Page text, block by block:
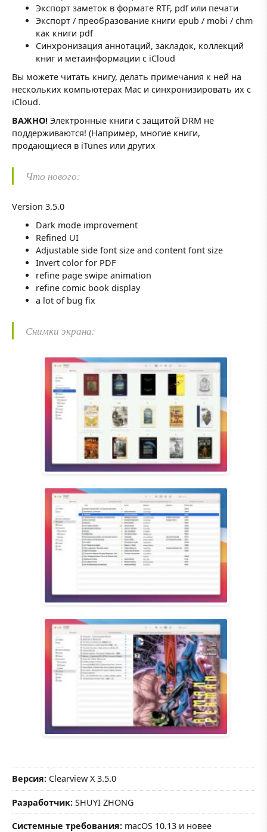
Экспорт заметок в формате RTF, pdf или печати
Экспорт / преобразование книги epub / mobi / chm
как книги pdf
Синхронизация аннотаций, закладок, коллекций
книг и метаинформации с iCloud
Вы можете читать книгу, делать примечания к ней на
нескольких компьютерах Mac и синхронизировать их с
iCloud.
ВАЖНО! Электронные книги с защитой DRM не
поддерживаются! (Например, многие книги,
продающиеся в iTunes или других
Что нового:
Version 3.5.0
Dark mode improvement
Refined UI
Adjustable side font size and content font size
Invert color for PDF
refine page swipe animation
refine comic book display
a lot of bug fix
Снимки экрана:
Версия: Clearview X 3.5.0
Разработчик: SHUYI ZHONG
Системные требования: macOS 10.13 и новее